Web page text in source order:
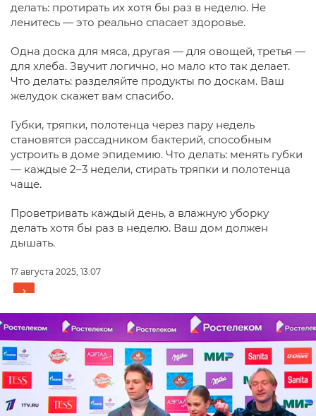
делать: протирать их хотя бы раз в неделю. Не
ленитесь — это реально спасает здоровье.
Одна доска для мяса, другая — для овощей, третья —
для хлеба. Звучит логично, но мало кто так делает.
Что делать: разделяйте продукты по доскам. Ваш
желудок скажет вам спасибо.
Губки, тряпки, полотенца через пару недель
становятся рассадником бактерий, способным
устроить в доме эпидемию. Что делать: менять губки
— каждые 2–3 недели, стирать тряпки и полотенца
чаще.
Проветривать каждый день, а влажную уборку
делать хотя бы раз в неделю. Ваш дом должен
дышать.
17 августа 2025, 13:07